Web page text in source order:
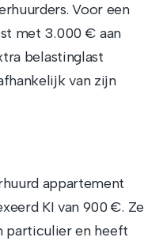
Voor een
met 3.000 € aan
belastinglast
van zijn
appartement
KI van 900 €. Ze
particulier en heeft